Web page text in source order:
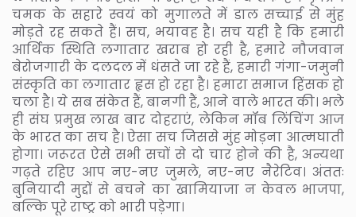
चमक के सहारे स्वयं को मुगालते में डाल सच्चाई से मुंह
मोड़ते रह सकते हैं। सच, भयावह है। सच यही है कि हमारी
आर्थिक स्थिति लगातार खराब हो रही है, हमारे नौजवान
बेरोजगारी के दलदल में धंसते जा रहे हैं, हमारी गंगा-जमुनी
संस्कृति का लगातार हृस हो रहा है। हमारा समाज हिंसक हो
चला है। ये सब संकेत हैं, बानगी हैं, आने वाले भारत की। भले
ही संघ प्रमुख लाख बार दोहराएं, लेकिन मॉब लिंचिंग आज
के भारत का सच है। ऐसा सच जिससे मुंह मोड़ना आत्मघाती
होगा। जरूरत ऐसे सभी सचों से दो चार होने की है, अन्यथा
गढ़ते रहिए आप नए-नए जुमले, नए-नए नैरेटिव। अंततः
बुनियादी मुद्दों से बचने का खामियाजा न केवल भाजपा,
बल्कि पूरे राष्ट्र को भारी पड़ेगा।